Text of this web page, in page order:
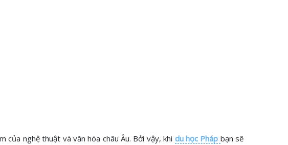
của nghệ thuật và văn hóa châu Âu. Bởi vậy, khi du học Pháp bạn sẽ